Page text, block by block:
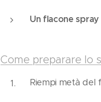
Un flacone spray
Come preparare lo
Riempi metà del